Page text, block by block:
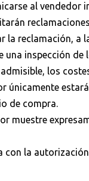
al vendedor
reclamación, a
inspección
los
únicamente
de compra.
muestre
la